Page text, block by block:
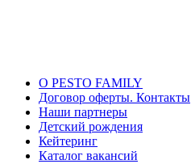
О PESTO FAMILY
Договор оферты. Контакты
Наши партнеры
Детский рождения
Кейтеринг
Каталог вакансий